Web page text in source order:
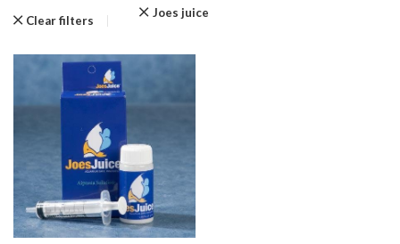
Clear filters
Joes juice